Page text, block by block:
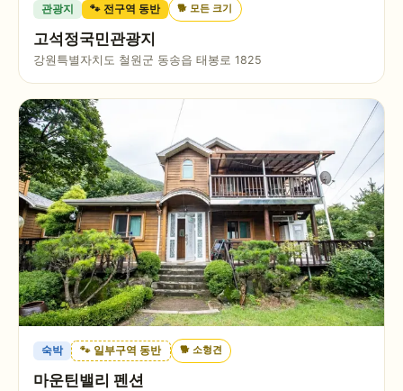
관광지 🐾 전구역 동반 🐕 모든 크기
고석정국민관광지
강원특별자치도 철원군 동송읍 태봉로 1825
숙박 🐾 일부구역 동반 🐕 소형견
마운틴밸리 펜션